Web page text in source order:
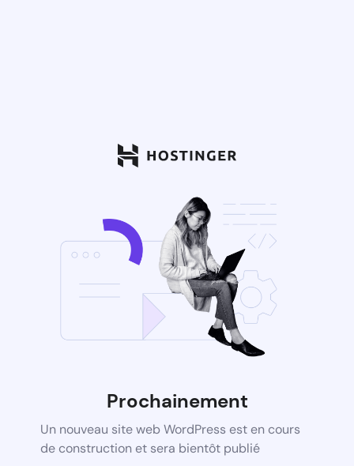
Prochainement
Un nouveau site web WordPress est en cours
de construction et sera bientôt publié